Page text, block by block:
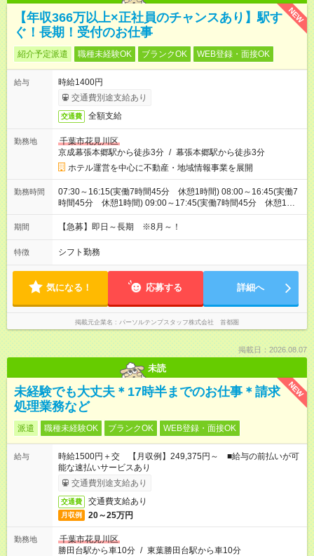
NEW
【年収366万以上×正社員のチャンスあり】駅す
ぐ！長期！受付のお仕事
紹介予定派遣 職種未経験OK ブランクOK WEB登録・面接OK
給与
時給1400円
交通費別途支給あり
交通費 全額支給
勤務地
千葉市花見川区
京成幕張本郷駅から徒歩3分 / 幕張本郷駅から徒歩3分
ホテル運営を中心に不動産・地域情報事業を展開
勤務時間
07:30～16:15(実働7時間45分 休憩1時間) 08:00～16:45(実働7
時間45分 休憩1時間) 09:00～17:45(実働7時間45分 休憩1時
間)
期間 【急募】即日～長期 ※8月～！
特徴 シフト勤務
気になる！ 応募する 詳細へ
掲載元企業名 パーソルテンプスタッフ株式会社 首都圏
掲載日：2026.08.07
未読
NEW
未経験でも大丈夫＊17時半までのお仕事＊請求
処理業務など
派遣 職種未経験OK ブランクOK WEB登録・面接OK
給与
時給1500円＋交 【月収例】249,375円～ ■給与の前払いが可
能な速払いサービスあり
交通費別途支給あり
交通費 交通費支給あり
月収例 20～25万円
勤務地
千葉市花見川区
勝田台駅から車10分 / 東葉勝田台駅から車10分